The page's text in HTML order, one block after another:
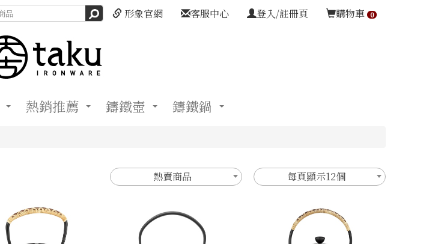
購物車 0
登入/註冊頁
客服中心
形象官網
熱銷推薦 鑄鐵壺 鑄鐵鍋
熱賣商品 每頁顯示12個